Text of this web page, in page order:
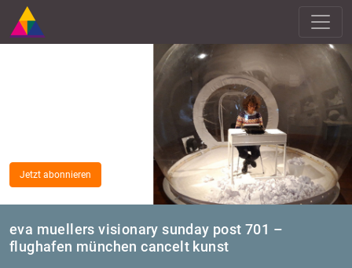
eva muellers visionary sunday post 701 –
flughafen münchen cancelt kunst
Jetzt abonnieren